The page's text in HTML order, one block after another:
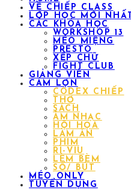
VỀ CHIẾP CLASS
LỚP HỌC MỚI NHẤT
CÁC KHÓA HỌC
WORKSHOP 13
MÉO MIỆNG
PRESTO
XẾP CHỮ
FIGHT CLUB
GIẢNG VIÊN
CÁM LỢN
CODEX CHIẾP
THƠ
SÁCH
ÂM NHẠC
HỘI HỌA
LÀM ĂN
PHIM
RÌ-VIU
LÈM BÈM
SỔ/ BÚT
MÉO ONLY
TUYỂN DỤNG